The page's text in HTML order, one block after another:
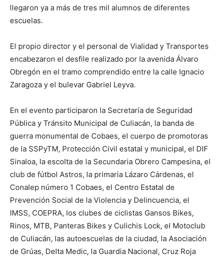
llegaron ya a más de tres mil alumnos de diferentes
escuelas.
El propio director y el personal de Vialidad y Transportes
encabezaron el desfile realizado por la avenida Álvaro
Obregón en el tramo comprendido entre la calle Ignacio
Zaragoza y el bulevar Gabriel Leyva.
En el evento participaron la Secretaría de Seguridad
Pública y Tránsito Municipal de Culiacán, la banda de
guerra monumental de Cobaes, el cuerpo de promotoras
de la SSPyTM, Protección Civil estatal y municipal, el DIF
Sinaloa, la escolta de la Secundaria Obrero Campesina, el
club de fútbol Astros, la primaria Lázaro Cárdenas, el
Conalep número 1 Cobaes, el Centro Estatal de
Prevención Social de la Violencia y Delincuencia, el
IMSS, COEPRA, los clubes de ciclistas Gansos Bikes,
Rinos, MTB, Panteras Bikes y Culichis Lock, el Motoclub
de Culiacán, las autoescuelas de la ciudad, la Asociación
de Grúas, Delta Medic, la Guardia Nacional, Cruz Roja